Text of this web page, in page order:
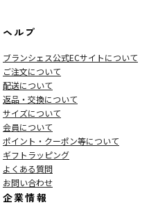
ヘルプ
ブランシェス公式ECサイトについて
ご注文について
配送について
返品・交換について
サイズについて
会員について
ポイント・クーポン等について
ギフトラッピング
よくある質問
お問い合わせ
企業情報